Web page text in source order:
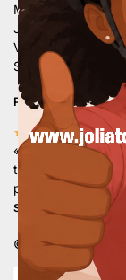
Me. – 9h – 12h |
Je. – 9h – 12h |
Ve. – 9h – 12h | 14h
Sa. – 9h – 12h |
PLUS DE 80 AVIS 5
★★★★★
«
Superbe
très sympathique
professionnels et
Stan Hx.
© Développé par